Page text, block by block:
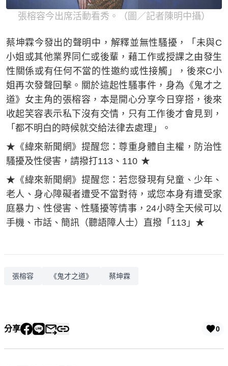
張榕容今出席活動看秀。（圖／記者陳明中攝）
蔡坤霖今發出的聲明中，解釋並無性騷擾，「未與C
小姐或其他業界同仁或後輩，藉工作或授課之由發生
性關係或有任何不當的性邀約或性接觸」，後來C小
姐再次發聲回擊。關於這起性騷事件，身為《鬼才之
道》女主角的張榕容，本是開心分享今日穿搭，後來
收起笑容表示私下沒有交情，只有工作後才會見到，
「都不明白的時候就交給法律去處理」。
★《緯來新聞網》提醒您：尊重身體自主權，防治性
騷擾及性侵害，請撥打113、110 ​★
★《緯來新聞網》提醒您：若您發現有兒童、少年、
老人、身心障礙者遭受不當對待，或您本身有遭受家
庭暴力、性侵害、性騷擾等情事，24小時全天候可以
手機、市話、簡訊（聽語障人士）直撥「113」★
張榕容 《鬼才之道》 蔡坤霖
分享 0